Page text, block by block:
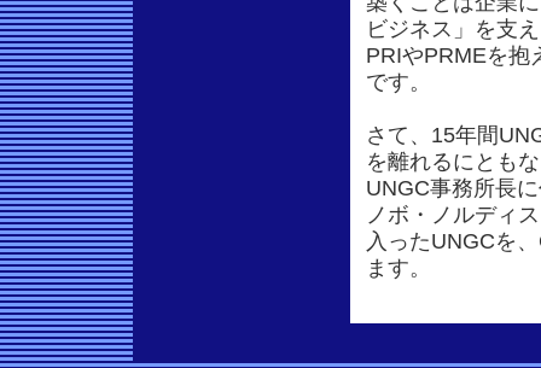
ビジネス」を支
PRIやPRMEを抱
です。
さて、15年間
を離れるにとも
UNGC事務所長
ノボ・ノルディ
入ったUNGCを
ます。